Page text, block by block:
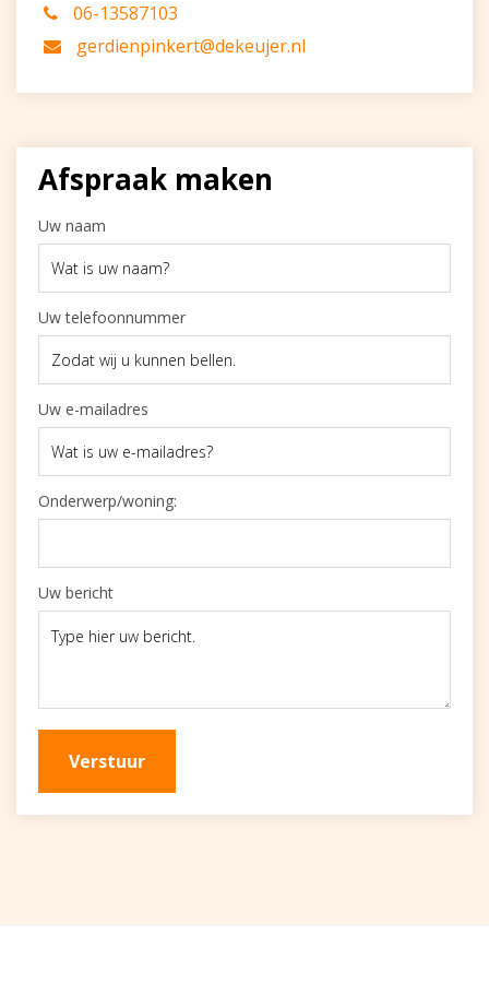
06-13587103
gerdienpinkert@dekeujer.nl
Afspraak maken
Uw naam
Uw telefoonnummer
Uw e-mailadres
Onderwerp/woning:
Uw bericht
Verstuur